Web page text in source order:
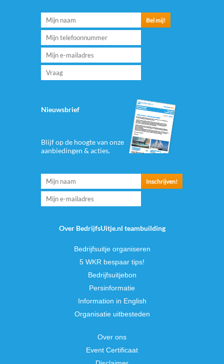
Nieuwsbrief
Blijf op de hoogte van onze
aanbiedingen & acties.
Over BedrijfsUitje.nl teambuilding
Bedrijfsuitje organiseren
5 WKR bespaar tips!
Bedrijfsuitjebon
Persinformatie
Information in English
Organisatie uitbesteden
Over ons
Event Certificaat